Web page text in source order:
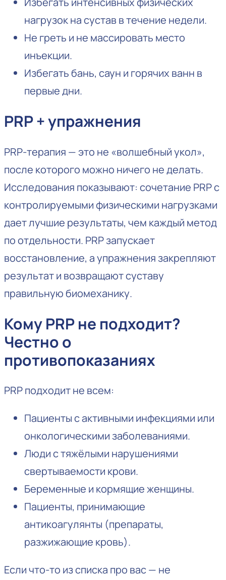
нагрузок на сустав в течение недели.
Не греть и не массировать место
инъекции.
Избегать бань, саун и горячих ванн в
первые дни.
PRP + упражнения
PRP-терапия — это не «волшебный укол»,
после которого можно ничего не делать.
Исследования показывают: сочетание PRP с
контролируемыми физическими нагрузками
дает лучшие результаты, чем каждый метод
по отдельности. PRP запускает
восстановление, а упражнения закрепляют
результат и возвращают суставу
правильную биомеханику.
Кому PRP не подходит?
Честно о
противопоказаниях
PRP подходит не всем:
Пациенты с активными инфекциями или
онкологическими заболеваниями.
Люди с тяжёлыми нарушениями
свертываемости крови.
Беременные и кормящие женщины.
Пациенты, принимающие
антикоагулянты (препараты,
разжижающие кровь).
Если что-то из списка про вас — не